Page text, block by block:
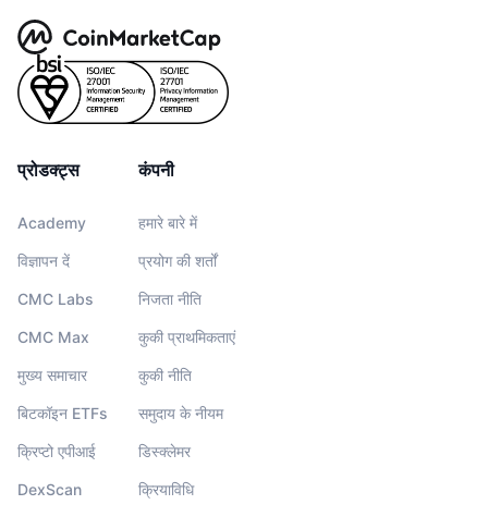
प्रोडक्ट्स
Academy
विज्ञापन दें
CMC Labs
CMC Max
मुख्य समाचार
बिटकॉइन ETFs
क्रिप्टो एपीआई
DexScan
कंपनी
हमारे बारे में
प्रयोग की शर्तों
निजता नीति
कुकी प्राथमिकताएं
कुकी नीति
समुदाय के नीयम
डिस्क्लेमर
क्रियाविधि